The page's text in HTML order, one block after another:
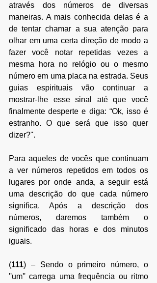
através dos números de diversas
maneiras. A mais conhecida delas é a
de tentar chamar a sua atenção para
olhar em uma certa direção de modo a
fazer você notar repetidas vezes a
mesma hora no relógio ou o mesmo
número em uma placa na estrada. Seus
guias espirituais vão continuar a
mostrar-lhe esse sinal até que você
finalmente desperte e diga: “Ok, isso é
estranho. O que será que isso quer
dizer?''.
Para aqueles de vocês que continuam
a ver números repetidos em todos os
lugares por onde anda, a seguir está
uma descrição do que cada número
significa. Após a descrição dos
números, daremos também o
significado das horas e dos minutos
iguais.
(111) – Sendo o primeiro número, o
''um'' carrega uma frequência ou ritmo